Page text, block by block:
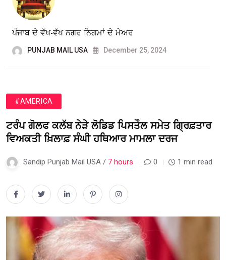
ਪੰਜਾਬ ਦੇ ਵੱਖ-ਵੱਖ ਨਗਰ ਨਿਗਮਾਂ ਦੇ ਮੇਅਰ
PUNJAB MAIL USA December 25, 2024
#AMERICA
ਟਰੰਪ ਗੋਲਫ ਕਲੱਬ ਨੇੜੇ ਲੋਡਿਡ ਪਿਸਤੌਲ ਸਮੇਤ ਗ੍ਰਿਫ਼ਤਾਰ
ਵਿਅਕਤੀ ਖ਼ਿਲਾਫ਼ ਸੰਘੀ ਹਥਿਆਰ ਮਾਮਲਾ ਦਰਜ
Sandip Punjab Mail USA / 7 hours 0 1 min read